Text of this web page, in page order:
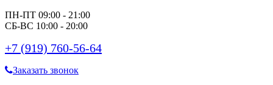
ПН-ПТ 09:00 - 21:00
СБ-ВС 10:00 - 20:00
+7 (919) 760-56-64
Заказать звонок